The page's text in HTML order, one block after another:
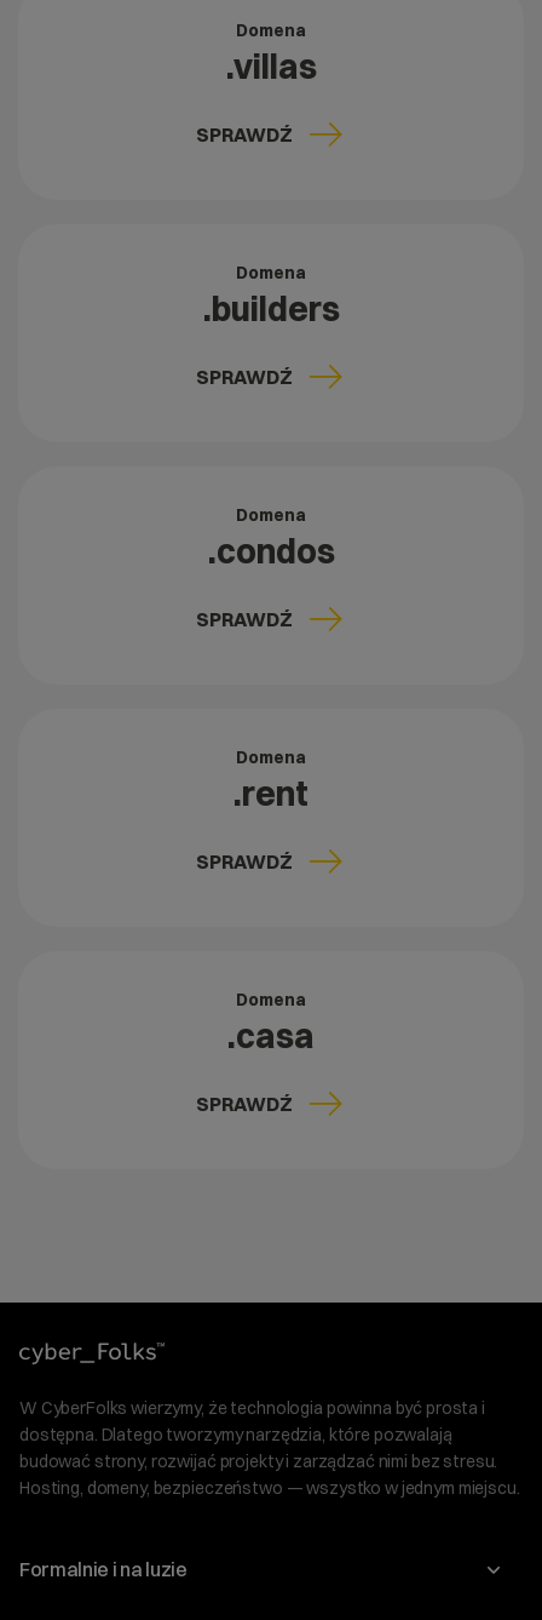
Domena
.villas
SPRAWDŹ
Domena
.builders
SPRAWDŹ
Domena
.condos
SPRAWDŹ
Domena
.rent
SPRAWDŹ
Domena
.casa
SPRAWDŹ
W CyberFolks wierzymy, że technologia powinna być prosta i
dostępna. Dlatego tworzymy narzędzia, które pozwalają
budować strony, rozwijać projekty i zarządzać nimi bez stresu.
Hosting, domeny, bezpieczeństwo — wszystko w jednym miejscu.
Formalnie i na luzie